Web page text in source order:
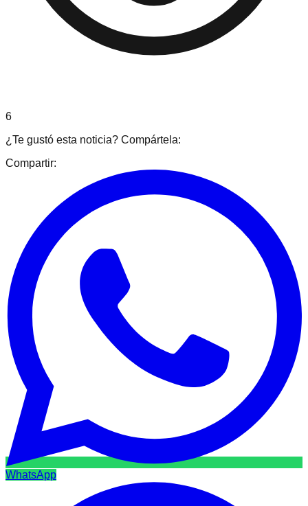
6
¿Te gustó esta noticia? Compártela:
Compartir:
WhatsApp